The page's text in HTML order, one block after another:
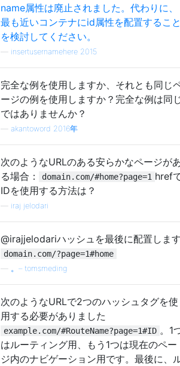
name属性は廃止されました。代わりに、
最も近いコンテナにid属性を配置するこ
を検討してください。
insertusernamehere 2015
完全な例を使用しますか、それとも同じ
ージの例を使用しますか？完全な例は同
ではありませんか？
akantoword 2016年
次のようなURLのある安らかなページが
る場合：
domain.com/#home?page=1 href
IDを使用する方法は？
iraj jelodari
@irajjelodariハッシュを最後に配置しま
domain.com/?page=1#home
。– tomsmeding
次のようなURLで2つのハッシュタグを使
用する必要がありました
example.com/#RouteName?page=1#ID 。1
はルーティング用、もう1つは現在のペー
ジ内のナビゲーション用です。最後に、